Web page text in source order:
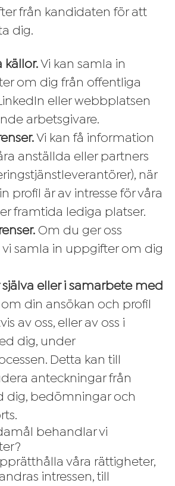
från kandidaten för att
dig.
källor. Vi kan samla in
om dig från offentliga
eller webbplatsen
arbetsgivare.
Vi kan få information
anställda eller partners
när
profil är av intresse för våra
framtida lediga platser.
Om du ger oss
vi samla in uppgifter om dig
själva eller i samarbete med
din ansökan och profil
av oss, eller av oss i
dig, under
Detta kan till
anteckningar från
dig, bedömningar och
behandlar vi
våra rättigheter,
intressen, till